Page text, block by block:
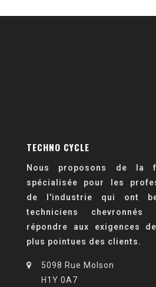
TECHNO CYCLE
Nous proposons de la
spécialisée pour les
de l'industrie qui ont
techniciens
répondre aux exigences
plus pointues des clients.
5098 Rue Molson
H1Y 0A7